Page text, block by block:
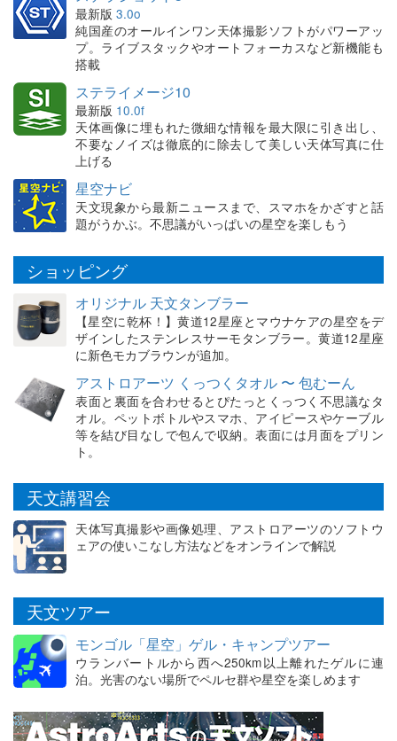
最新版 3.0o
純国産のオールインワン天体撮影ソフトがパワーアッ
プ。ライブスタックやオートフォーカスなど新機能も
搭載
ステライメージ10
最新版 10.0f
天体画像に埋もれた微細な情報を最大限に引き出し、
不要なノイズは徹底的に除去して美しい天体写真に仕
上げる
星空ナビ
天文現象から最新ニュースまで、スマホをかざすと話
題がうかぶ。不思議がいっぱいの星空を楽しもう
ショッピング
オリジナル 天文タンブラー
【星空に乾杯！】黄道12星座とマウナケアの星空をデ
ザインしたステンレスサーモタンブラー。黄道12星座
に新色モカブラウンが追加。
アストロアーツ くっつくタオル 〜 包むーん
表面と裏面を合わせるとぴたっとくっつく不思議なタ
オル。ペットボトルやスマホ、アイピースやケーブル
等を結び目なしで包んで収納。表面には月面をプリン
ト。
天文講習会
天体写真撮影や画像処理、アストロアーツのソフトウ
ェアの使いこなし方法などをオンラインで解説
天文ツアー
モンゴル「星空」ゲル・キャンプツアー
ウランバートルから西へ250km以上離れたゲルに連
泊。光害のない場所でペルセ群や星空を楽しめます